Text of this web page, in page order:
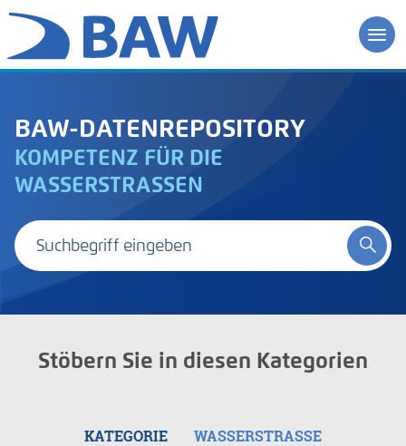
BAW-DATENREPOSITORY
KOMPETENZ FÜR DIE
WASSERSTRASSEN
Stöbern Sie in diesen Kategorien
KATEGORIE WASSERSTRASSE